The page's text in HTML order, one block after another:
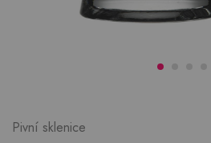
Pivní sklenice